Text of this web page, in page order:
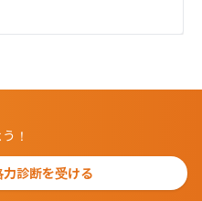
！
診断を受ける